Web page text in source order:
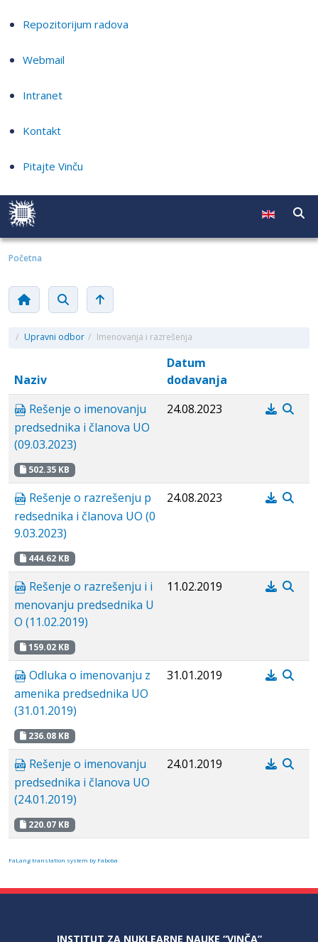
Repozitorijum radova
Webmail
Intranet
Kontakt
Pitajte Vinču
Početna
/ Upravni odbor / Imenovanja i razrešenja
Naziv
Datum
dodavanja
Rešenje o imenovanju
predsednika i članova UO
(09.03.2023)
502.35 KB
24.08.2023
Rešenje o razrešenju p
redsednika i članova UO (0
9.03.2023)
444.62 KB
24.08.2023
Rešenje o razrešenju i i
menovanju predsednika U
O (11.02.2019)
159.02 KB
11.02.2019
Odluka o imenovanju z
amenika predsednika UO
(31.01.2019)
236.08 KB
31.01.2019
Rešenje o imenovanju
predsednika i članova UO
(24.01.2019)
220.07 KB
24.01.2019
FaLang translation system by Faboba
INSTITUT ZA NUKLEARNE NAUKE “VINČA”